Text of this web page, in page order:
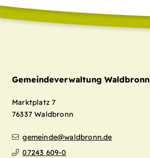
Gemeindeverwaltung Waldbronn
Marktplatz 7
76337 Waldbronn
gemeinde@waldbronn.de
07243 609-0